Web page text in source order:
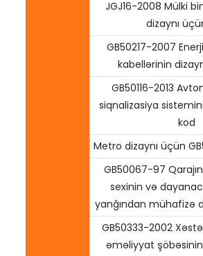
JGJ16-2008 Mülki
dizaynı
GB50217-2007
kabellərinin
GB50116-2013
siqnalizasiya
kod
Metro dizaynı üçün
GB50067-97
sexinin və
yanğından mühafizə
GB50333-2002
əməliyyat